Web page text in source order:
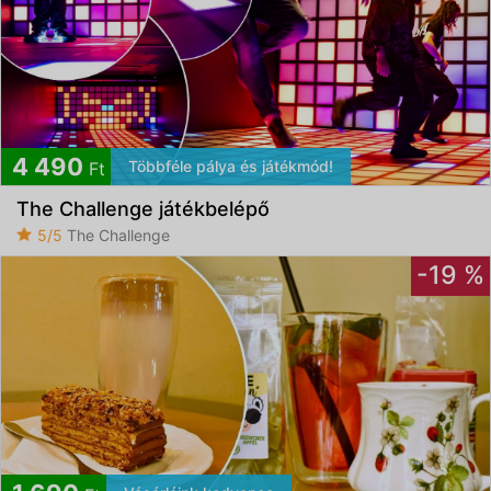
4 490 Ft Többféle pálya és játékmód!
The Challenge játékbelépő
5/5 The Challenge
-19 %